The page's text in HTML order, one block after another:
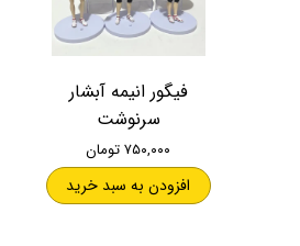
فیگور انیمه آبشار
سرنوشت
۷۵۰,۰۰۰ تومان
افزودن به سبد خرید